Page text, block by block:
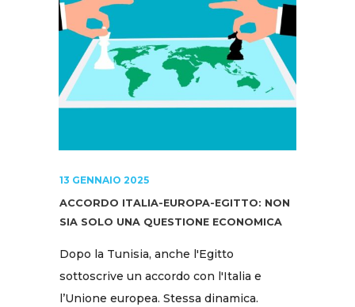
13 GENNAIO 2025
ACCORDO ITALIA-EUROPA-EGITTO: NON
SIA SOLO UNA QUESTIONE ECONOMICA
Dopo la Tunisia, anche l'Egitto
sottoscrive un accordo con l'Italia e
l’Unione europea. Stessa dinamica.